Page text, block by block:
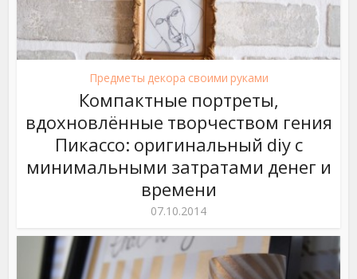
Предметы декора своими руками
Компактные портреты,
вдохновлённые творчеством гения
Пикассо: оригинальный diy с
минимальными затратами денег и
времени
07.10.2014